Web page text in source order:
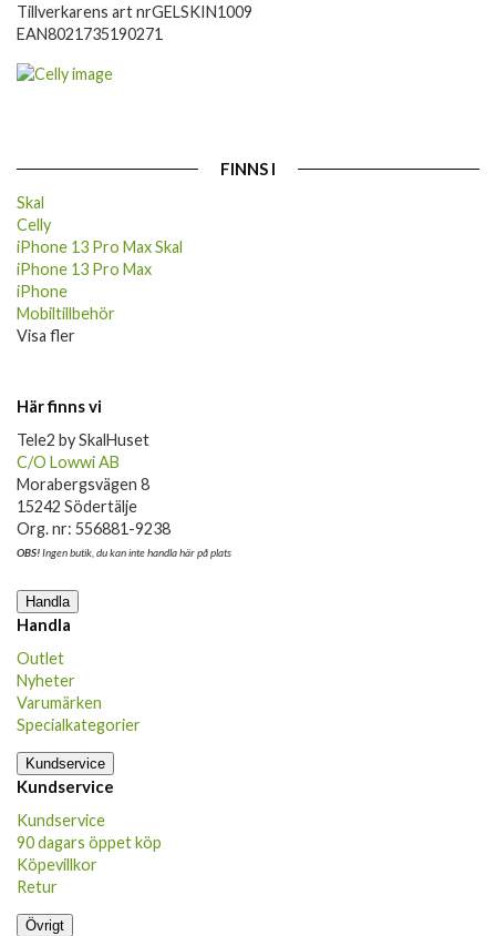
Tillverkarens art nrGELSKIN1009
EAN8021735190271
FINNS I
Skal
Celly
iPhone 13 Pro Max Skal
iPhone 13 Pro Max
iPhone
Mobiltillbehör
Visa fler
Här finns vi
Tele2 by SkalHuset
C/O Lowwi AB
Morabergsvägen 8
15242 Södertälje
Org. nr: 556881-9238
OBS!Ingen butik, du kan inte handla här på plats
Handla
Handla
Outlet
Nyheter
Varumärken
Specialkategorier
Kundservice
Kundservice
Kundservice
90 dagars öppet köp
Köpevillkor
Retur
Övrigt